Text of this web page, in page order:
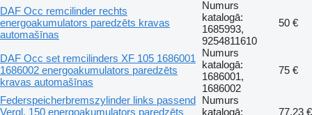
DAF Occ remcilinder rechts
energoakumulators paredzēts kravas
automašīnas
Numurs
katalogā:
1685993,
9254811610
50 €
DAF Occ set remcilinders XF 105 1686001
1686002 energoakumulators paredzēts
kravas automašīnas
Numurs
katalogā:
1686001,
1686002
75 €
Federspeicherbremszylinder links passend
Vergl. 150 energoakumulators paredzēts
Numurs
katalogā:
77,23 €